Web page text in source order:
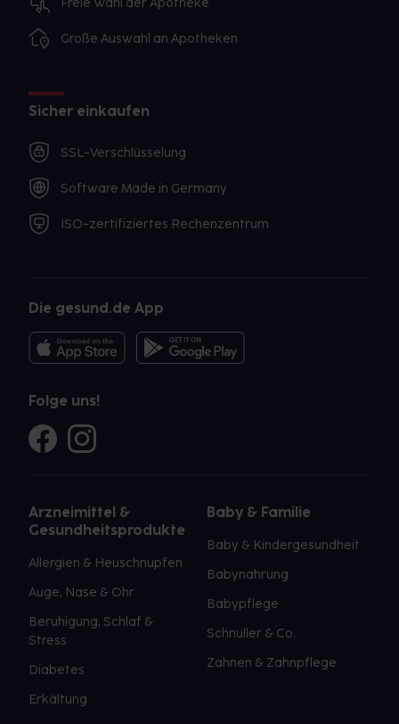
Große Auswahl an Apotheken
Sicher einkaufen
SSL-Verschlüsselung
Software Made in Germany
ISO-zertifiziertes Rechenzentrum
Die gesund.de App
Folge uns!
Arzneimittel &
Gesundheitsprodukte
Allergien & Heuschnupfen
Auge, Nase & Ohr
Beruhigung, Schlaf &
Stress
Diabetes
Erkältung
Baby & Familie
Baby & Kindergesundheit
Babynahrung
Babypflege
Schnuller & Co.
Zahnen & Zahnpflege